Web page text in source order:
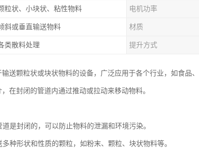
粒状、小块状、粘性物料 电机功率
斜或垂直输送物料 材质
类散料处理 提升方式
送颗粒状或块状物料的设备，广泛应用于各个行业，如食品
在封闭的管道内通过推动或拉动来移动物料。
是封闭的，可以防止物料的泄漏和环境污染。
种形状和性质的颗粒，如粉末、颗粒、块状物料等。